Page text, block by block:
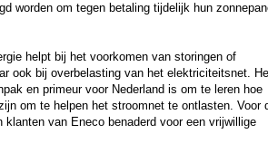
worden om tegen betaling tijdelijk hun
helpt bij het voorkomen van storingen of
ook bij overbelasting van het elektriciteitsnet.
en primeur voor Nederland is om te leren hoe
om te helpen het stroomnet te ontlasten. Voor
klanten van Eneco benaderd voor een vrijwillige